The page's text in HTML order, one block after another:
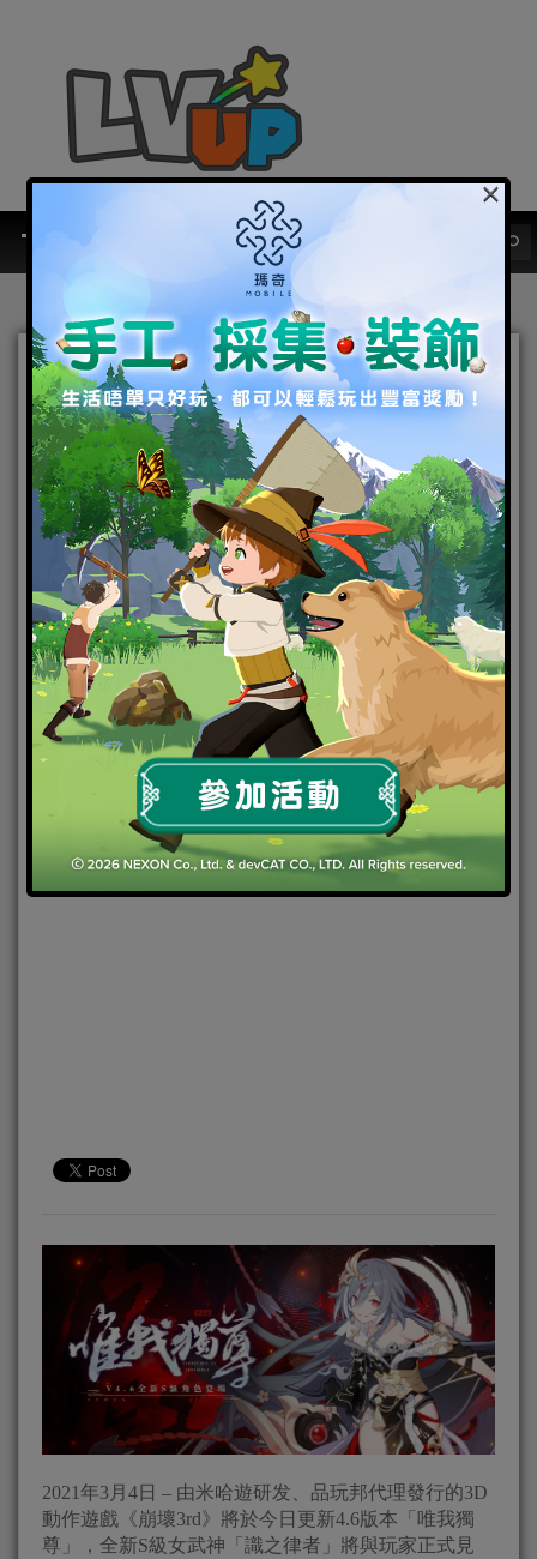
《崩壞3rd》將於3月4日更
新4.6版本「唯我獨尊」，全
新S級女武神「識之律者」即
將登場
2021-03-05|Android,IOS,手機遊戲,焦點新聞 崩壞3
2021年3月4日 – 由米哈遊研发、品玩邦代理發行的3D
動作遊戲《崩壞3rd》將於今日更新4.6版本「唯我獨
尊」，全新S級女武神「識之律者」將與玩家正式見
×